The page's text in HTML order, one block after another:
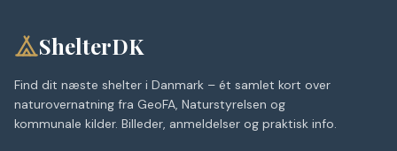
ShelterDK
Find dit næste shelter i Danmark – ét samlet kort over
naturovernatning fra GeoFA, Naturstyrelsen og
kommunale kilder. Billeder, anmeldelser og praktisk info.